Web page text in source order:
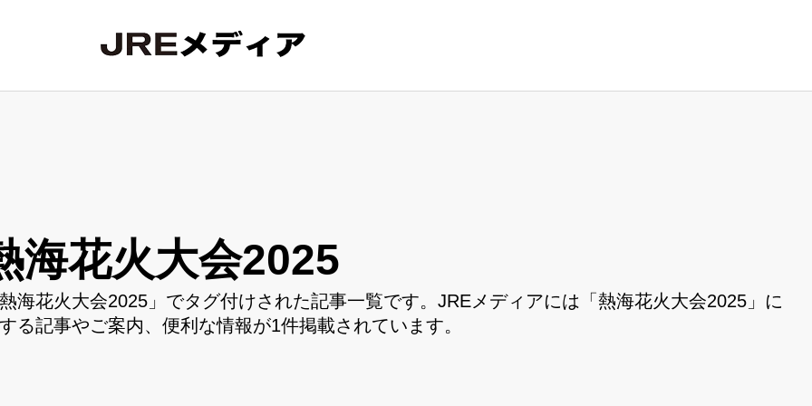
海花火大会2025
海花火大会2025」でタグ付けされた記事一覧です。JREメディアには「熱海花火大会2025」に
る記事やご案内、便利な情報が1件掲載されています。